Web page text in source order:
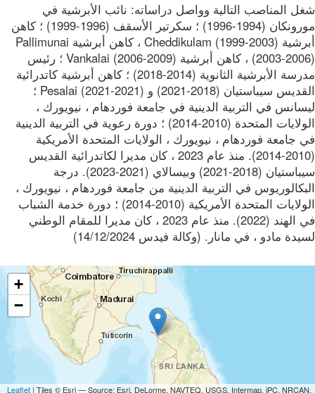
المناصب التالية وواصل دراساته: نائب الأبرشية في
مورونكان (1994-1996) ؛ سكرتير الأسقف (1996-1999) ؛ كاهن
أبرشية Cheddikulam (1999-2003) ، كاهن أبرشية Pallimunai
(2003-2006) ، كاهن أبرشية Vankalai (2006-2009) ؛ رئيس
مدرسة الأبرشية الثانوية (2014-2018) ؛ كاهن أبرشية كاتدرائية
القديس سيباستيان (2018-2021) و Pesalai (2021-2021) ؛
في التربية الدينية في جامعة فوردهام ، نيويورك ،
الولايات المتحدة (2010-2014) ؛ دورة رعوية في التربية الدينية
جامعة فوردهام ، نيويورك ، الولايات المتحدة الأمريكية
(2010-2014). منذ عام 2023 ، كان مديرا لكاتدرائية القديس
سيباستيان (2018-2021) وبيسالاي (2021-2023). درجة
في التربية الدينية من جامعة فوردهام ، نيويورك ،
الولايات المتحدة الأمريكية (2010-2014) ؛ دورة خدمة الشباب
في الهند (2022). منذ عام 2023 ، كان مديرا للمقام الوطني
مادو ، في مانار. (وكالة فيدس 14/12/2024)
+
Leaflet| Tiles © Esri — Source: Esri, DeLorme, NAVTEQ, USGS, Intermap, iPC,